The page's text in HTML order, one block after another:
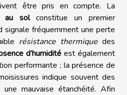
être pris en compte. La
au solconstitue un premier
signale fréquemment une perte
résistance thermiquedes
d’humidité est également
performante ; la présence de
indique souvent des
mauvaise étanchéité. Afin